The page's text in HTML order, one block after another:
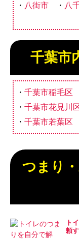
八街市
八
千葉市
千葉市稲毛区
千葉市花見川
千葉市若葉区
つまり
ト
頼